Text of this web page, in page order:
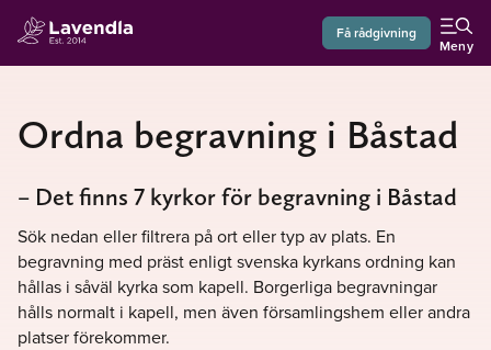
Få rådgivning
Meny
Ordna begravning i Båstad
– Det finns 7 kyrkor för begravning i Båstad
Sök nedan eller filtrera på ort eller typ av plats. En
begravning med präst enligt svenska kyrkans ordning kan
hållas i såväl kyrka som kapell. Borgerliga begravningar
hålls normalt i kapell, men även församlingshem eller andra
platser förekommer.